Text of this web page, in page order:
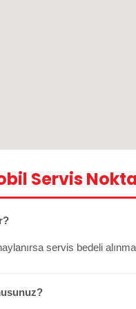
Servis
servis bedeli